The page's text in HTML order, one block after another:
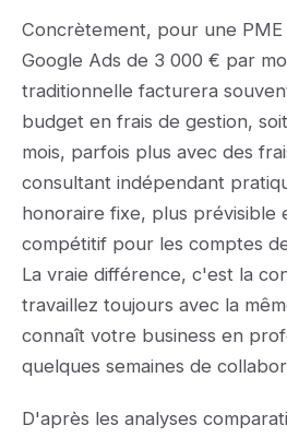
Concrètement, pour une
Google Ads de 3 000 € par
traditionnelle facturera
budget en frais de gestion,
mois, parfois plus avec des
consultant indépendant
honoraire fixe, plus prévisible
compétitif pour les comptes
La vraie différence, c'est la
travaillez toujours avec la
connaît votre business en
quelques semaines de
D'après les analyses